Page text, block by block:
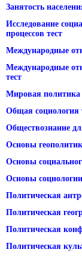
Занятость
Исследование
процессов тест
Международные
Международные
тест
Мировая политика
Общая социология
Обществознание
Основы
Основы
Основы
Политическая
Политическая
Политическая
Политическая